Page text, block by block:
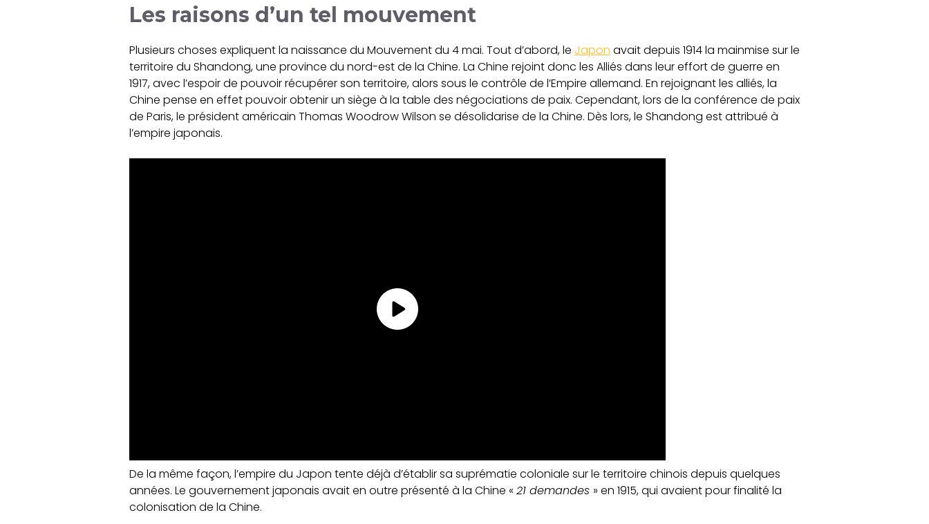
Les raisons d’un tel mouvement
Plusieurs choses expliquent la naissance du Mouvement du 4 mai. Tout d’abord, le Japon avait depuis 1914 la mainmise sur le
territoire du Shandong, une province du nord-est de la Chine. La Chine rejoint donc les Alliés dans leur effort de guerre en
1917, avec l’espoir de pouvoir récupérer son territoire, alors sous le contrôle de l’Empire allemand. En rejoignant les alliés, la
Chine pense en effet pouvoir obtenir un siège à la table des négociations de paix. Cependant, lors de la conférence de paix
de Paris, le président américain Thomas Woodrow Wilson se désolidarise de la Chine. Dès lors, le Shandong est attribué à
l’empire japonais.
De la même façon, l’empire du Japon tente déjà d’établir sa suprématie coloniale sur le territoire chinois depuis quelques
années. Le gouvernement japonais avait en outre présenté à la Chine « 21 demandes » en 1915, qui avaient pour finalité la
colonisation de la Chine.